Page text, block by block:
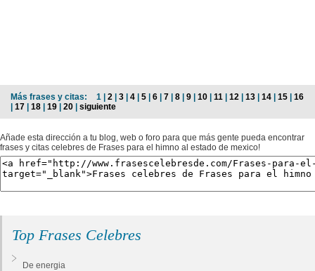
Más frases y citas: 1 | 2 | 3 | 4 | 5 | 6 | 7 | 8 | 9 | 10 | 11 | 12 | 13 | 14 | 15 | 16
| 17 | 18 | 19 | 20 | siguiente
Añade esta dirección a tu blog, web o foro para que más gente pueda encontrar
frases y citas celebres de Frases para el himno al estado de mexico!
Top Frases Celebres
De energia